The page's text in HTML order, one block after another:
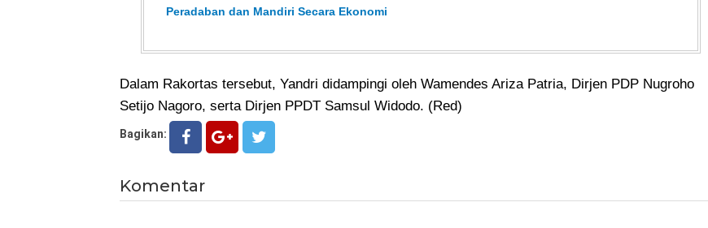
Peradaban dan Mandiri Secara Ekonomi
Dalam Rakortas tersebut, Yandri didampingi oleh Wamendes Ariza Patria, Dirjen PDP Nugroho
Setijo Nagoro, serta Dirjen PPDT Samsul Widodo. (Red)
Bagikan:
Komentar